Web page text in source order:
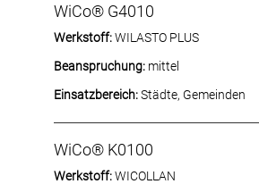
WiCo® G4010
Werkstoff:WILASTO PLUS
Beanspruchung: mittel
Einsatzbereich:Städte, Gemeinden
WiCo® K0100
Werkstoff:WICOLLAN